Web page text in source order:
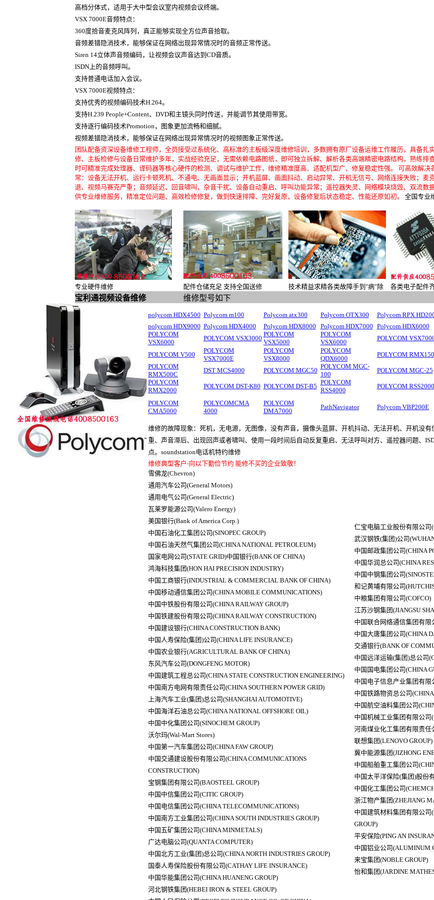
高档分体式，适用于大中型会议室内视频会议终端。
VSX 7000E音频特点：
360度拾音麦克风阵列，真正能够实现全方位声音拾取。
音频差错隐消技术，能够保证在网络出现异常情况时的音频正常传送。
Siren 14立体声音频编码，让视频会议声音达到CD音质。
ISDN上的音频呼叫。
支持普通电话加入会议。
VSX 7000E视频特点：
支持优秀的视频编码技术H.264。
支持H.239 People+Content、DVD和主镜头同时传送，并能调节其使用带宽。
支持逐行编码技术Promotion，图象更加流畅和细腻。
视频差错隐消技术，能够保证在网络出现异常情况时的视频图象正常传送。
团队配备资深设备维修工程师，全员接受过系统化、高标准的主板级深度维修培训，多数拥有原厂设备运维工作履历，具备
修、主板检修与设备日常维护多年，实战经验充足，无需依赖电路图纸，即可独立拆解、解析各类高端精密电路结构，熟练排
时可精准完成处理器、译码器等核心硬件的检测、调试与维护工作，维修精准度高、适配机型广、修复稳定性强。 可高效解
常：设备无法开机、运行卡顿死机、不通电、无画面显示；开机蓝屏、画面抖动、启动异常、开机无信号、网络连接失败；麦
退、视频马赛克严重；音频延迟、回音啸叫、杂音干扰、设备自动重启、呼叫功能异常；遥控器失灵、网络模块烧毁、双流数
供专业维修服务，精准定位问题、高效检修修复，做到快速排障、完好复原，设备修复后状态稳定、性能还原如初。 全国专业
专业硬件维修 配件仓储充足 支持全国送修 技术精益求精各类故障手到"病"除 各类电子配件
宝利通视频设备维修 维修型号如下
polycom HDX4500 Polycom m100 Polycom atx300 Polycom OTX300 Polycom RPX
polycom HDX9000 Polycom HDX4000 Polycom HDX8000 Polycom HDX7000 Polycom HDX6000
POLYCOM
VSX6000
POLYCOM VSX3000
POLYCOM
VSX5000
POLYCOM
VSX6000
POLYCOM
POLYCOM V500
POLYCOM
VSX7000E
POLYCOM
VSX8000
POLYCOM
QDX6000
POLYCOM
POLYCOM
RMX500C
DST MCS4000 POLYCOM MGC50
POLYCOM MGC-
100
POLYCOM MGC-25
POLYCOM
RMX2000
POLYCOM DST-K80 POLYCOM DST-B5
POLYCOM
RSS4000
POLYCOM RSS2000
POLYCOM
CMA5000
POLYCOMCMA
4000
POLYCOM
DMA7000
PathNavigator Polycom VBP200E
维修的故障现象：死机，无电源，无图像，没有声音，摄像头蓝屏、开机抖动、无法开机、开机没
重、声音滞后、出现回声或者啸叫、使用一段时间后自动反复重启、无法呼叫对方、遥控器问题、
点。soundstation电话机特约维修
维修典型客户-向以下勤俭节约 能修不买的企业致敬！
雪佛龙(Chevron)
通用汽车公司(General Motors)
通用电气公司(General Electric)
瓦莱罗能源公司(Valero Energy)
美国银行(Bank of America Corp.)
中国石油化工集团公司(SINOPEC GROUP)
中国石油天然气集团公司(CHINA NATIONAL PETROLEUM)
国家电网公司(STATE GRID)中国银行(BANK OF CHINA)
鸿海科技集团(HON HAI PRECISION INDUSTRY)
中国工商银行(INDUSTRIAL & COMMERCIAL BANK OF CHINA)
中国移动通信集团公司(CHINA MOBILE COMMUNICATIONS)
中国中铁股份有限公司(CHINA RAILWAY GROUP)
中国铁建股份有限公司(CHINA RAILWAY CONSTRUCTION)
中国建设银行(CHINA CONSTRUCTION BANK)
中国人寿保险(集团)公司(CHINA LIFE INSURANCE)
中国农业银行(AGRICULTURAL BANK OF CHINA)
东风汽车公司(DONGFENG MOTOR)
中国建筑工程总公司(CHINA STATE CONSTRUCTION ENGINEERING)
中国南方电网有限责任公司(CHINA SOUTHERN POWER GRID)
上海汽车工业(集团)总公司(SHANGHAI AUTOMOTIVE)
中国海洋石油总公司(CHINA NATIONAL OFFSHORE OIL)
中国中化集团公司(SINOCHEM GROUP)
沃尔玛(Wal-Mart Stores)
中国第一汽车集团公司(CHINA FAW GROUP)
中国交通建设股份有限公司(CHINA COMMUNICATIONS
CONSTRUCTION)
宝钢集团有限公司(BAOSTEEL GROUP)
中国中信集团公司(CITIC GROUP)
中国电信集团公司(CHINA TELECOMMUNICATIONS)
中国南方工业集团公司(CHINA SOUTH INDUSTRIES GROUP)
中国五矿集团公司(CHINA MINMETALS)
广达电脑公司(QUANTA COMPUTER)
中国北方工业(集团)总公司(CHINA NORTH INDUSTRIES GROUP)
国泰人寿保险股份有限公司(CATHAY LIFE INSURANCE)
中国华能集团公司(CHINA HUANENG GROUP)
河北钢铁集团(HEBEI IRON & STEEL GROUP)
仁宝电脑工业股份有限公司
武汉钢铁(集团)公司
中国邮政集团公司(CHINA
中国华润总公司(CHINA
中国中钢集团公司
和记黄埔有限公司
中粮集团有限公司(COFCO)
江苏沙钢集团(JIANGSU
中国联合网络通信集团有限
中国大唐集团公司(CHINA
交通银行(BANK OF
中国远洋运输(集团)总公司
中国国电集团公司(CHINA
中国电子信息产业集团有限
中国铁路物资总公司
中国航空油料集团公司
中国机械工业集团有限公司
河南煤业化工集团有限责任
联想集团(LENOVO GROUP)
冀中能源集团(JIZHONG
中国船舶重工集团公司
中国太平洋保险(集团)股份
中国化工集团公司
浙江物产集团(ZHEJIANG
中国建筑材料集团有限公司
GROUP)
平安保险(PING AN
中国铝业公司(ALUMINUM
来宝集团(NOBLE GROUP)
怡和集团(JARDINE